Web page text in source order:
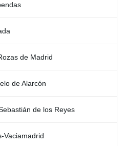
de Madrid
de Alarcón
de los Reyes
Vaciamadrid